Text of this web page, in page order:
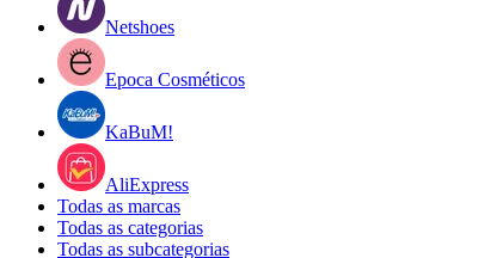
Netshoes
Epoca Cosméticos
KaBuM!
AliExpress
Todas as marcas
Todas as categorias
Todas as subcategorias